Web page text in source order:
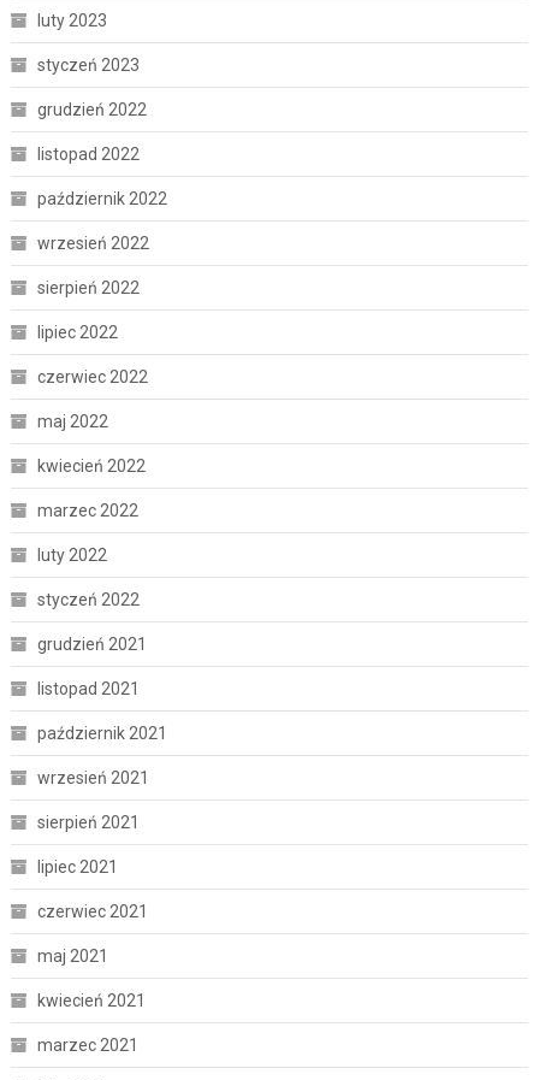
luty 2023
styczeń 2023
grudzień 2022
listopad 2022
październik 2022
wrzesień 2022
sierpień 2022
lipiec 2022
czerwiec 2022
maj 2022
kwiecień 2022
marzec 2022
luty 2022
styczeń 2022
grudzień 2021
listopad 2021
październik 2021
wrzesień 2021
sierpień 2021
lipiec 2021
czerwiec 2021
maj 2021
kwiecień 2021
marzec 2021